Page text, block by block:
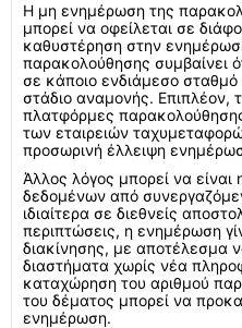
Η μη ενημέρωση της
μπορεί να οφείλεται σε
καθυστέρηση στην
παρακολούθησης συμβαίνει
σε κάποιο ενδιάμεσο
στάδιο αναμονής. Επιπλέον,
πλατφόρμες
των εταιρειών
προσωρινή έλλειψη
Άλλος λόγος μπορεί να
δεδομένων από
ιδιαίτερα σε διεθνείς
περιπτώσεις, η ενημέρωση
διακίνησης, με αποτέλεσμα
διαστήματα χωρίς νέα
καταχώρηση του αριθμού
του δέματος μπορεί να
ενημέρωση.